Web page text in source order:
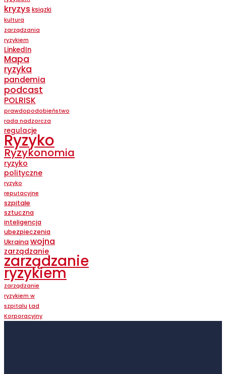
kryzys ksiązki
kultura
zarządzania
ryzykiem
LinkedIn
Mapa
ryzyka
pandemia
podcast
POLRISK
prawdopodobieństwo
rada nadzorcza
regulacje
Ryzyko
Ryzykonomia
ryzyko
polityczne
ryzyko
reputacyjne
szpitale
sztuczna
inteligencja
ubezpieczenia
Ukrainawojna
zarządzanie
zarządzanie
ryzykiem
zarządzanie
ryzykiem w
szpitalu Ład
Korporacyjny